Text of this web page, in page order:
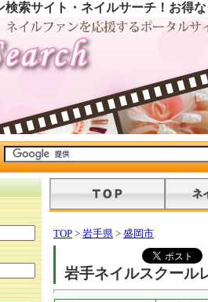
索サイト・ネイルサーチ！お得
TOP > 岩手県 > 盛岡市
岩手ネイルスクール